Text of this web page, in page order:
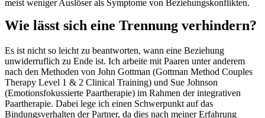
meist weniger Auslöser als Symptome von Beziehungskonflikten.
Wie lässt sich eine Trennung verhindern?
Es ist nicht so leicht zu beantworten, wann eine Beziehung
unwiderruflich zu Ende ist. Ich arbeite mit Paaren unter anderem
nach den Methoden von John Gottman (Gottman Method Couples
Therapy Level 1 & 2 Clinical Training) und Sue Johnson
(Emotionsfokussierte Paartherapie) im Rahmen der integrativen
Paartherapie. Dabei lege ich einen Schwerpunkt auf das
Bindungsverhalten der Partner, da dies nach meiner Erfahrung